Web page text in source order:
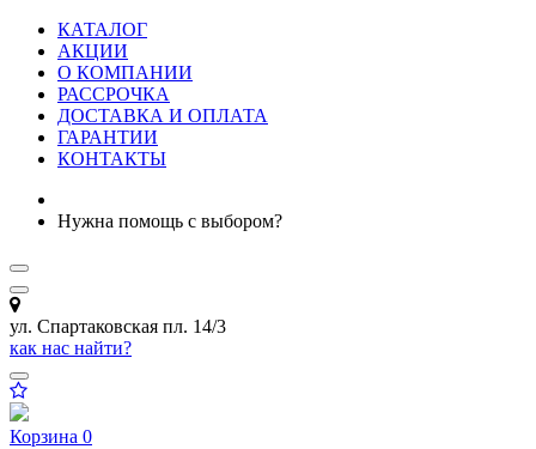
КАТАЛОГ
АКЦИИ
О КОМПАНИИ
РАССРОЧКА
ДОСТАВКА И ОПЛАТА
ГАРАНТИИ
КОНТАКТЫ
Нужна помощь с выбором?
ул. Спартаковская пл. 14/3
как нас найти?
Корзина 0